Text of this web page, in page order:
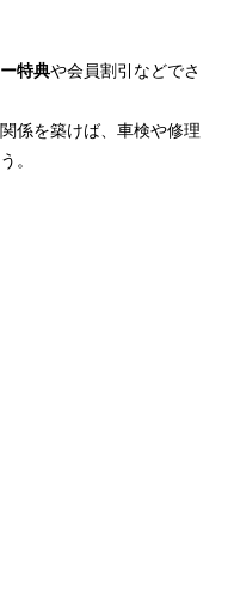
特典や会員割引などでさ
係を築けば、車検や修理
。